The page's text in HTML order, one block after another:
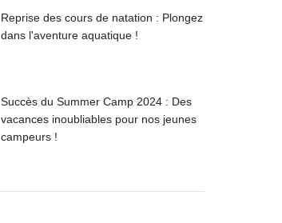
Reprise des cours de natation : Plongez
dans l'aventure aquatique !
Succès du Summer Camp 2024 : Des
vacances inoubliables pour nos jeunes
campeurs !